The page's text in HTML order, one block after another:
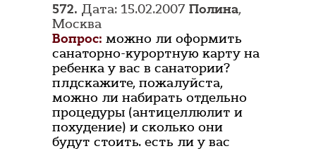
572. Дата: 15.02.2007 Полина,
Москва
Вопрос: можно ли оформить
санаторно-курортную карту на
ребенка у вас в санатории?
плдскажите, пожалуйста,
можно ли набирать отдельно
процедуры (антицеллюлит и
похудение) и сколько они
будут стоить. есть ли у вас